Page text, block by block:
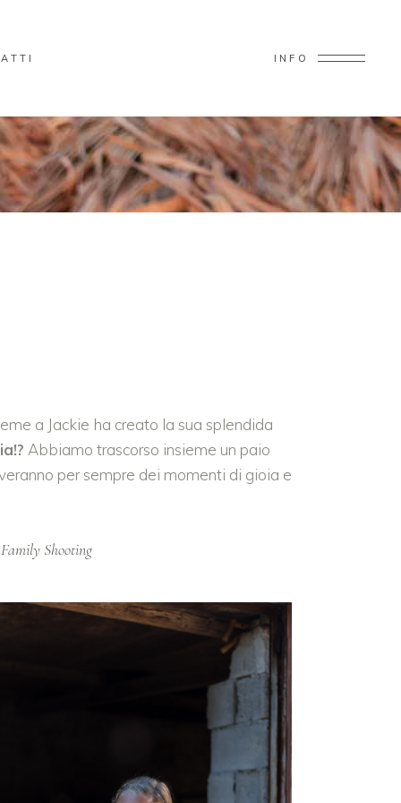
INFO
a Jackie ha creato la sua splendida
Abbiamo trascorso insieme un paio
per sempre dei momenti di gioia e
Family Shooting